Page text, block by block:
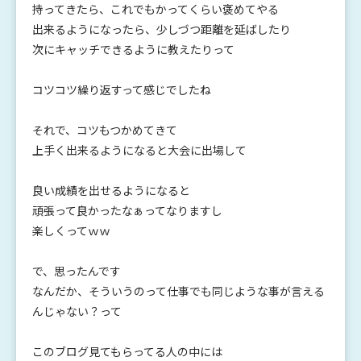
持ってきたら、これでもかってくらい褒めてやる
出来るようになったら、少しづつ距離を延ばしたり
次にキャッチできるように教えたりって
コツコツ繰り返すって感じでしたね
それで、コツもつかめてきて
上手く出来るようになると大会に出場して
良い成績を出せるようになると
頑張って良かったなぁってなりますし
楽しくってｗｗ
で、思ったんです
なんだか、そういうのって仕事でも同じような事が言える
んじゃない？って
このブログ見てもらってる人の中には